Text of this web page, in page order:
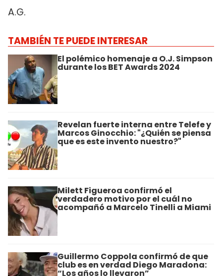
A.G.
TAMBIÉN TE PUEDE INTERESAR
El polémico homenaje a O.J. Simpson
durante los BET Awards 2024
Revelan fuerte interna entre Telefe y
Marcos Ginocchio: "¿Quién se piensa
que es este invento nuestro?"
Milett Figueroa confirmó el
verdadero motivo por el cuál no
acompañó a Marcelo Tinelli a Miami
Guillermo Coppola confirmó de que
club es en verdad Diego Maradona:
“Los años lo llevaron”